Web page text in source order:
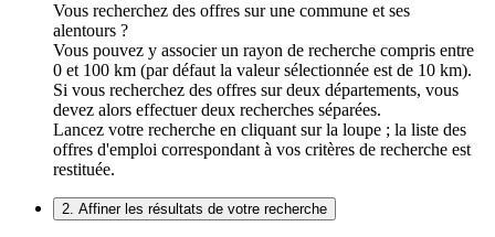
Vous recherchez des offres sur une commune et ses
alentours ?
Vous pouvez y associer un rayon de recherche compris entre
0 et 100 km (par défaut la valeur sélectionnée est de 10 km).
Si vous recherchez des offres sur deux départements, vous
devez alors effectuer deux recherches séparées.
Lancez votre recherche en cliquant sur la loupe ; la liste des
offres d'emploi correspondant à vos critères de recherche est
restituée.
2. Affiner les résultats de votre recherche